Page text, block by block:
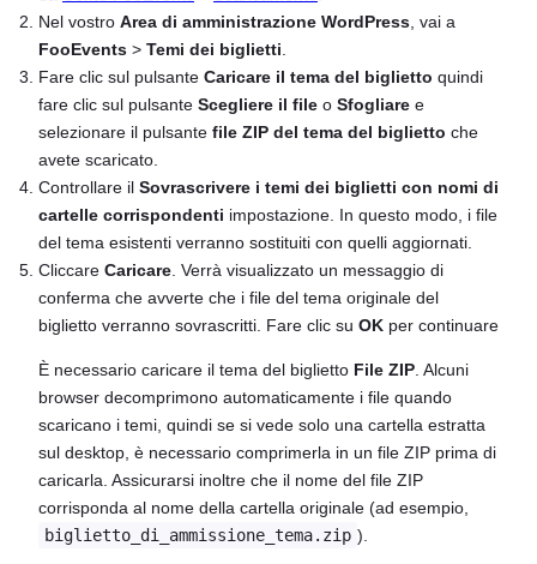
Nel vostro Area di amministrazione WordPress , vai a
FooEvents > Temi dei biglietti
Fare clic sul pulsante Caricare il tema del biglietto quindi
fare clic sul pulsante Scegliere il file o Sfogliare e
selezionare il pulsante file ZIP del tema del biglietto che
avete scaricato.
Controllare il Sovrascrivere i temi dei biglietti con nomi di
cartelle corrispondenti impostazione. In questo modo, i file
del tema esistenti verranno sostituiti con quelli aggiornati.
Cliccare Caricare . Verrà visualizzato un messaggio di
conferma che avverte che i file del tema originale del
biglietto verranno sovrascritti. Fare clic su OK per continuare
È necessario caricare il tema del biglietto File ZIP. Alcuni
browser decomprimono automaticamente i file quando
scaricano i temi, quindi se si vede solo una cartella estratta
sul desktop, è necessario comprimerla in un file ZIP prima di
caricarla. Assicurarsi inoltre che il nome del file ZIP
corrisponda al nome della cartella originale (ad esempio,
biglietto_di_ammissione_tema.zip ).